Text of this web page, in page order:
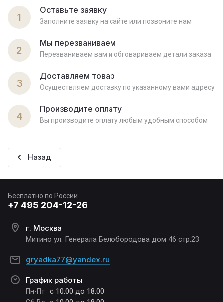
1
Оставьте заявку
Заполните заявку на сайте или позвоните нам
2
Мы перезваниваем
Перезваниваем вам и обговариваем детали заказа
3
Доставляем товар
Осуществляем доставку по указанному вами адресу
4
Производите оплату
Вы производите оплату любым удобным способом
Назад
Бесплатно по России
+7 495 204-12-26
г. Москва
Митино ул. Генерала Белобородова дом 46 стр.23
gryadka77@yandex.ru
График работы
Пн-Пт с 10:00 до 18:00